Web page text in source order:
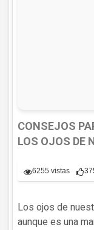
CONSEJOS
LOS OJOS DE
6255 vistas
Los ojos de
aunque es una